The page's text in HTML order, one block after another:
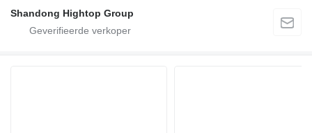
Shandong Hightop Group